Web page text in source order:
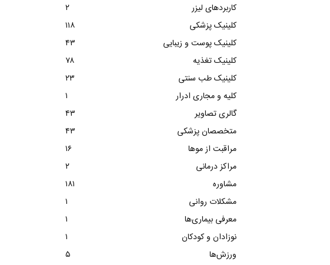
کاربردهای لیزر
۲
کلینیک پزشکی
۱۱۸
کلینیک پوست و زیبایی
۴۳
کلینیک تغذیه
۷۸
کلینیک طب سنتی
۲۳
کلیه و مجاری ادرار
۱
گالری تصاویر
۴۳
متخصصان پزشکی
۴۳
مراقبت از موها
۱۶
مراکز درمانی
۲
مشاوره
۱۸۱
مشکلات روانی
۱
معرفی بیماری‌ها
۱
نوزادان و کودکان
۱
ورزش‌ها
۵